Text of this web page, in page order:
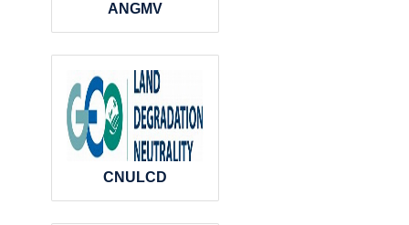
ANGMV
CNULCD